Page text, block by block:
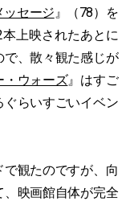
ッセージ 』（78）を
上映されたあとに
、散々観た感じが
・ウォーズ』はすご
らいすごいイベン
観たのですが、向
、映画館自体が完全